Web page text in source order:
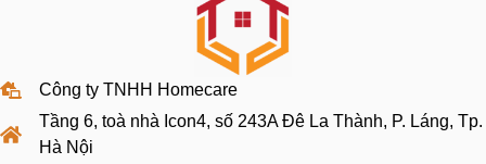
Công ty TNHH Homecare
Tầng 6, toà nhà Icon4, số 243A Đê La Thành, P. Láng, Tp.
Hà Nội